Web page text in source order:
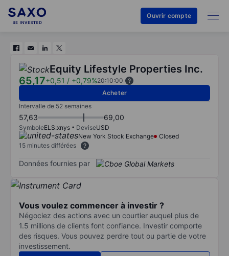
Ouvrir compte
Equity Lifestyle Properties Inc.
65,17+0,51 / +0,79%20:10:00
Acheter
Intervalle de 52 semaines
57,63 69,00
SymboleELS:xnys DeviseUSD
New York Stock Exchange
Closed
15 minutes différées
Données fournies par
Vous voulez commencer à investir ?
Négociez des actions avec un courtier auquel plus de
1.5 millions de clients font confiance. Investir comporte
des risques. Vous pouvez perdre tout ou partie de votre
investissement.